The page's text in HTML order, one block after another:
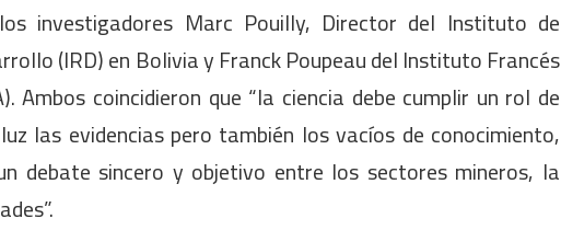
investigadores Marc Pouilly, Director del Instituto de
(IRD) en Bolivia y Franck Poupeau del Instituto Francés
Ambos coincidieron que “la ciencia debe cumplir un rol de
las evidencias pero también los vacíos de conocimiento,
debate sincero y objetivo entre los sectores mineros, la